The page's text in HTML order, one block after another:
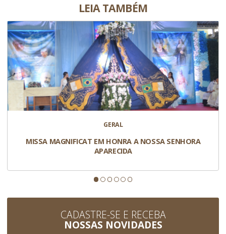
LEIA TAMBÉM
GERAL
MISSA MAGNIFICAT EM HONRA A NOSSA SENHORA
APARECIDA
CADASTRE-SE E RECEBA
NOSSAS NOVIDADES